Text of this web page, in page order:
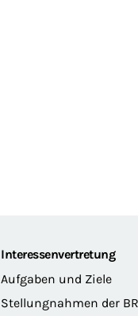
Interessenvertretung
Aufgaben und Ziele
Stellungnahmen der